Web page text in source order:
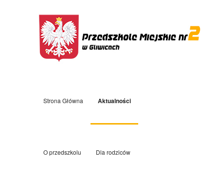
Strona Główna Aktualności
O przedszkolu Dla rodziców